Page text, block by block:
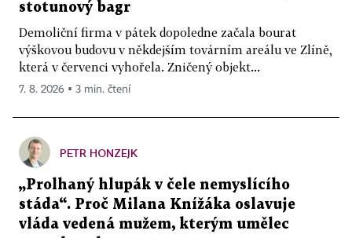
stotunový bagr
Demoliční firma v pátek dopoledne začala bourat
výškovou budovu v někdejším továrním areálu ve Zlíně,
která v červenci vyhořela. Zničený objekt...
7. 8. 2026 ▪ 3 min. čtení
PETR HONZEJK
„Prolhaný hlupák v čele nemyslícího
stáda“. Proč Milana Knížáka oslavuje
vláda vedená mužem, kterým umělec